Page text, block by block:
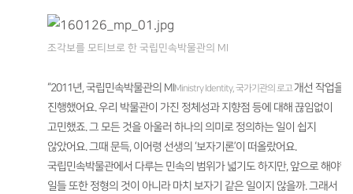
조각보를 모티브로 한 국립민속박물관의 MI
“2011년, 국립민속박물관의 MIMinistry Identity, 국가기관의 로고개선 작업을
진행했어요. 우리 박물관이 가진 정체성과 지향점 등에 대해 끊임없이
고민했죠. 그 모든 것을 아울러 하나의 의미로 정의하는 일이 쉽지
않았어요. 그때 문득, 이어령 선생의 ‘보자기론’이 떠올랐어요.
국립민속박물관에서 다루는 민속의 범위가 넓기도 하지만, 앞으로 해야할
일들 또한 정형의 것이 아니라 마치 보자기 같은 일이지 않을까. 그래서